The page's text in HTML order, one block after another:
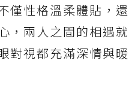
僅性格溫柔體貼，還
，兩人之間的相遇就
對視都充滿深情與暖